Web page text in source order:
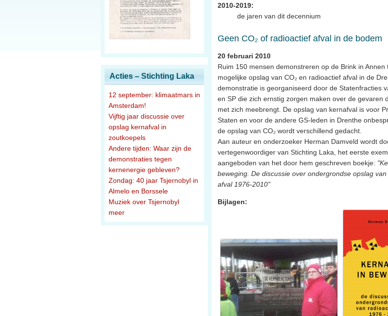
Acties – Stichting Laka
12 september: klimaatmars in
Amsterdam!
Vijftig jaar discussie over
opslag kernafval in
zoutkoepels
Andere tijden: Waar zijn de
demonstraties tegen
kernenergie gebleven?
Zondag: 40 jaar Tsjernobyl in
Almelo en Borssele
Muziek over Tsjernobyl
meer
2010-2019:
de jaren van dit decennium
Geen CO₂ of radioactief afval in de bodem
20 februari 2010
Ruim 150 mensen demonstreren op de Brink in Annen
mogelijke opslag van CO₂ en radioactief afval in de
demonstratie is georganiseerd door de Statenfracties
en SP die zich ernstig zorgen maken over de gevaren
met zich meebrengt. De opslag van kernafval is voor
Staten en voor de andere GS-leden in Drenthe
de opslag van CO₂ wordt verschillend gedacht.
Aan auteur en onderzoeker Herman Damveld wordt
vertegenwoordiger van Stichting Laka, het eerste
aangeboden van het door hem geschreven boekje:
beweging. De discussie over ondergrondse opslag
afval 1976-2010"
Bijlagen: